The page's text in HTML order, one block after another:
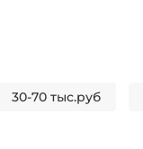
30-70 тыс.руб